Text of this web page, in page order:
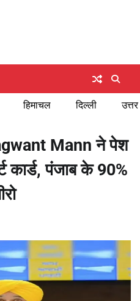
हिमाचल दिल्ली
Mann ने पेश
कार्ड, पंजाब के 90%